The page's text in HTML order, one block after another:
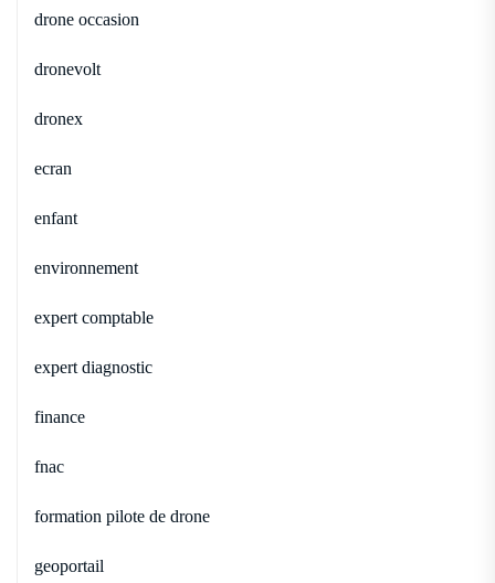
drone occasion
dronevolt
dronex
ecran
enfant
environnement
expert comptable
expert diagnostic
finance
fnac
formation pilote de drone
geoportail